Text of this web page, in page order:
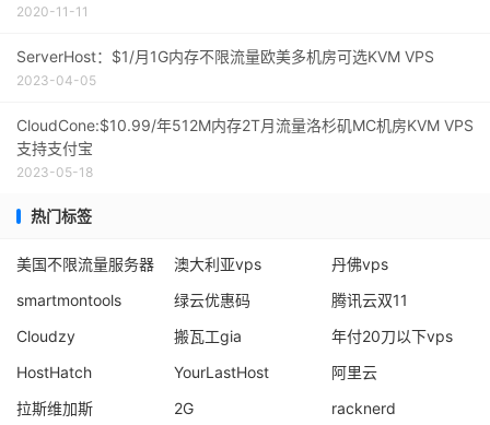
2020-11-11
ServerHost：$1/月1G内存不限流量欧美多机房可选KVM VPS
2023-04-05
CloudCone:$10.99/年512M内存2T月流量洛杉矶MC机房KVM VPS
支持支付宝
2023-05-18
热门标签
美国不限流量服务器 澳大利亚vps
丹佛vps
smartmontools
绿云优惠码
腾讯云双11
Cloudzy
搬瓦工gia
年付20刀以下vps
HostHatch
YourLastHost
阿里云
拉斯维加斯
2G racknerd